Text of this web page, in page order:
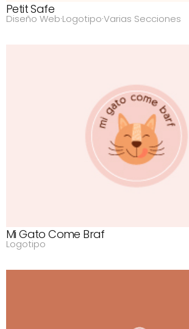
Petit Safe
Diseño Web·Logotipo·Varias Secciones
Mi Gato Come Braf
Logotipo